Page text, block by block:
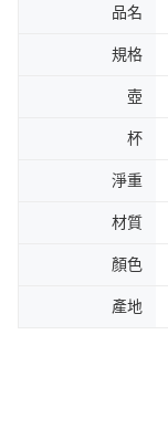
品名
規格
壺
杯
淨重
材質
顏色
產地